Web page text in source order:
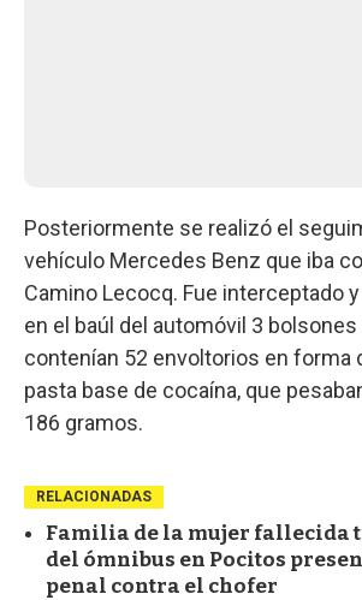
Posteriormente se realizó el
vehículo Mercedes Benz que iba
Camino Lecocq. Fue interceptado
en el baúl del automóvil 3
contenían 52 envoltorios en forma
pasta base de cocaína, que
186 gramos.
RELACIONADAS
Familia de la mujer fallecida
del ómnibus en Pocitos
penal contra el chofer